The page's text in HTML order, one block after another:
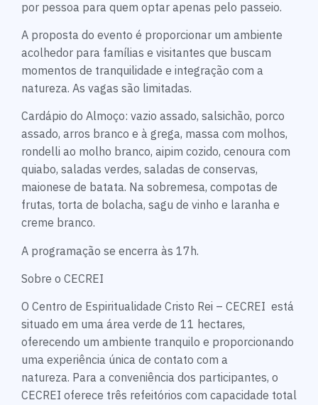
por pessoa para quem optar apenas pelo passeio.
A proposta do evento é proporcionar um ambiente
acolhedor para famílias e visitantes que buscam
momentos de tranquilidade e integração com a
natureza. As vagas são limitadas.
Cardápio do Almoço: vazio assado, salsichão, porco
assado, arros branco e à grega, massa com molhos,
rondelli ao molho branco, aipim cozido, cenoura com
quiabo, saladas verdes, saladas de conservas,
maionese de batata. Na sobremesa, compotas de
frutas, torta de bolacha, sagu de vinho e laranha e
creme branco.
A programação se encerra às 17h.
Sobre o CECREI
O Centro de Espiritualidade Cristo Rei – CECREI está
situado em uma área verde de 11 hectares,
oferecendo um ambiente tranquilo e proporcionando
uma experiência única de contato com a
natureza. Para a conveniência dos participantes, o
CECREI oferece três refeitórios com capacidade total